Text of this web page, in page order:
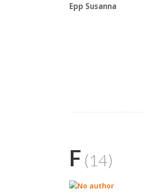
Epp Susanna
F (14)